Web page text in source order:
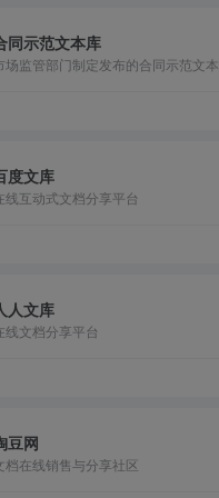
同示范文本库
场监管部门制定发布的合同示范文本
度文库
线互动式文档分享平台
人文库
线文档分享平台
豆网
档在线销售与分享社区